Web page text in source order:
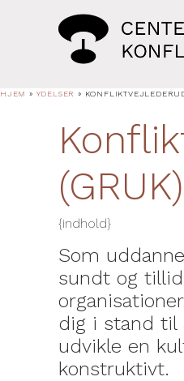
HJEM » YDELSER »
{indhold}
Som
sundt og
dig i stand til
udvikle en
konstruktivt.